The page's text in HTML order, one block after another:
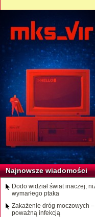
Najnowsze wiadomości
Dodo widział świat inaczej,
wymarłego ptaka
Zakażenie dróg moczowych
poważną infekcją